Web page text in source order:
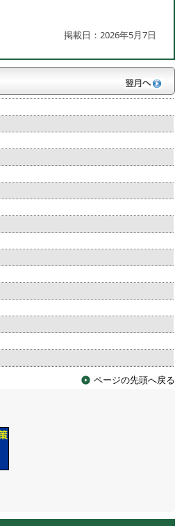
掲載日：2026年5月7日
ページの先頭へ戻る